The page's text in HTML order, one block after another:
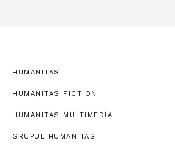
HUMANITAS
HUMANITAS FICTION
HUMANITAS MULTIMEDIA
GRUPUL HUMANITAS